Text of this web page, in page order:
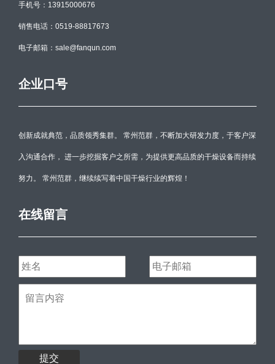
手机号：13915000676
销售电话：0519-88817673
电子邮箱：sale@fanqun.com
企业口号
创新成就典范，品质领秀集群。 常州范群，不断加大研发力度，于客户深
入沟通合作， 进一步挖掘客户之所需，为提供更高品质的干燥设备而持续
努力。 常州范群，继续续写着中国干燥行业的辉煌！
在线留言
提交